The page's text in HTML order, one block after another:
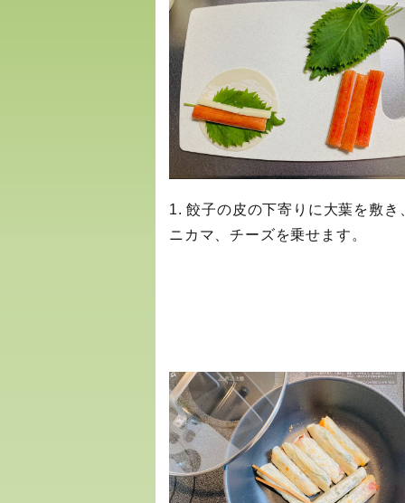
1. 餃子の皮の下寄りに大葉を敷き
ニカマ、チーズを乗せます。